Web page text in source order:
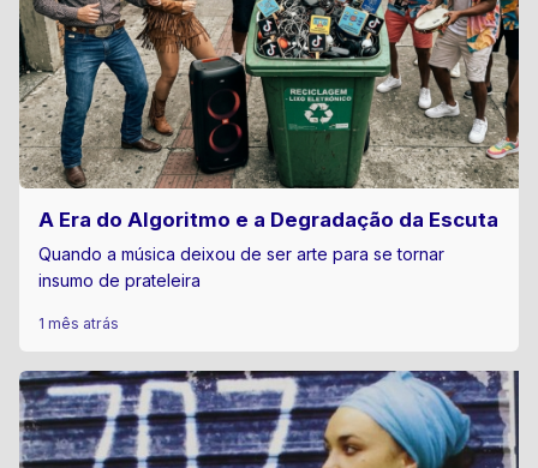
A Era do Algoritmo e a Degradação da Escuta
Quando a música deixou de ser arte para se tornar
insumo de prateleira
1 mês atrás